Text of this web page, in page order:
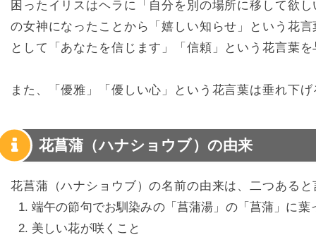
困ったイリスはヘラに「自分を別の場所に移して欲
の女神になったことから「嬉しい知らせ」という花
として「あなたを信じます」「信頼」という花言葉
また、「優雅」「優しい心」という花言葉は垂れ下
花菖蒲（ハナショウブ）の由来
花菖蒲（ハナショウブ）の名前の由来は、二つある
端午の節句でお馴染みの「菖蒲湯」の「菖蒲」に葉
美しい花が咲くこと